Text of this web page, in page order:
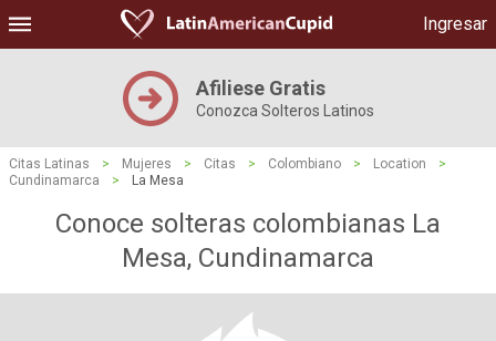
Ingresar
Afiliese Gratis
Conozca Solteros Latinos
Citas Latinas > Mujeres > Citas > Colombiano > Location
>
Cundinamarca
> La Mesa
Conoce solteras colombianas La
Mesa, Cundinamarca